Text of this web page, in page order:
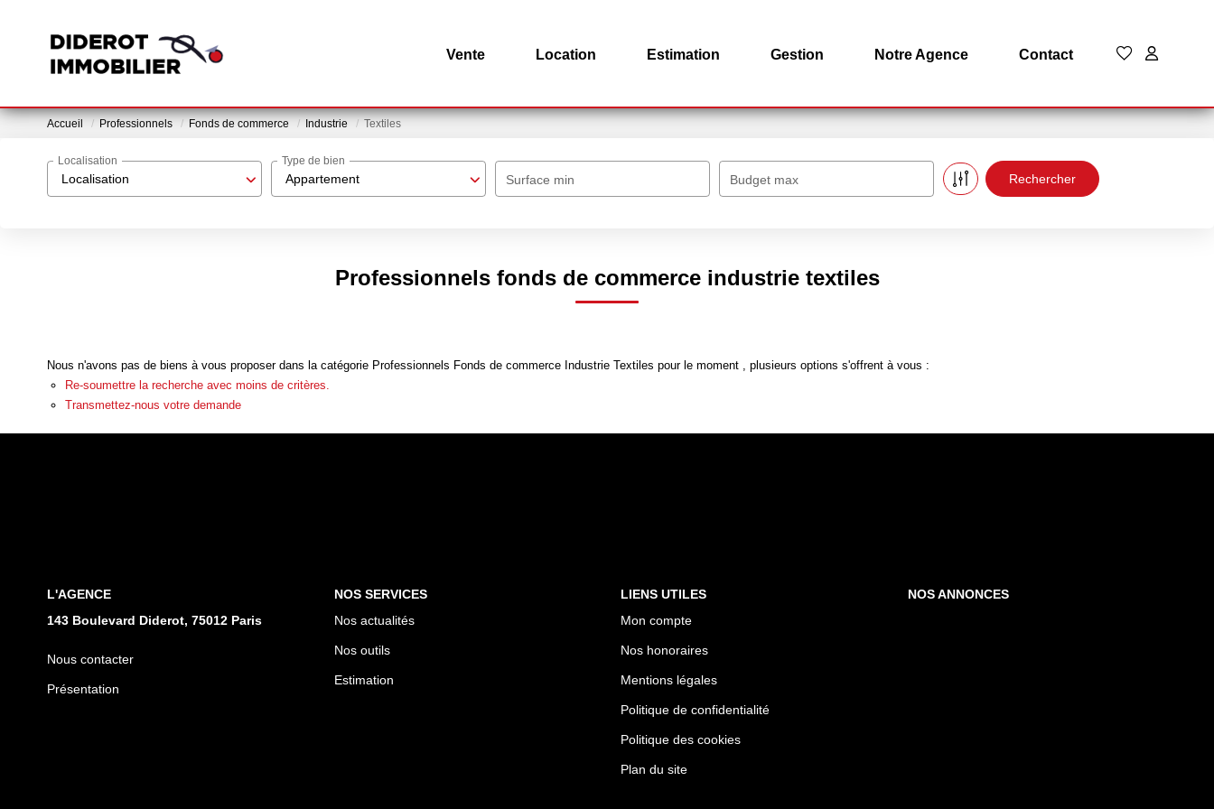
Vente Location Estimation Gestion Notre Agence Contact
Accueil Professionnels Fonds de commerce Industrie Textiles
Localisation
Localisation
Appartement
Type de bien
Surface min Budget max
Professionnels fonds de commerce industrie textiles
Nous n'avons pas de biens à vous proposer dans la catégorie Professionnels Fonds de commerce Industrie Textiles pour le moment , plusieurs options s'offrent à vous :
Re-soumettre la recherche avec moins de critères.
Transmettez-nous votre demande
L'AGENCE
143 Boulevard Diderot, 75012 Paris
Nous contacter
Présentation
NOS SERVICES
Nos actualités
Nos outils
Estimation
LIENS UTILES
Mon compte
Nos honoraires
Mentions légales
Politique de confidentialité
Politique des cookies
Plan du site
NOS ANNONCES